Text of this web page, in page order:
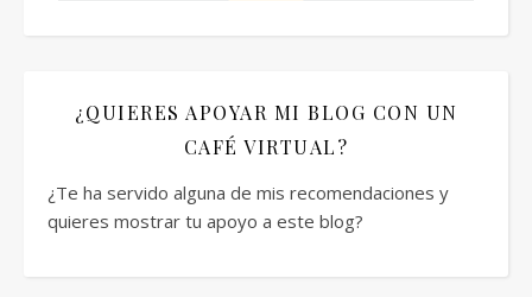
¿QUIERES APOYAR MI BLOG CON UN
CAFÉ VIRTUAL?
¿Te ha servido alguna de mis recomendaciones y
quieres mostrar tu apoyo a este blog?